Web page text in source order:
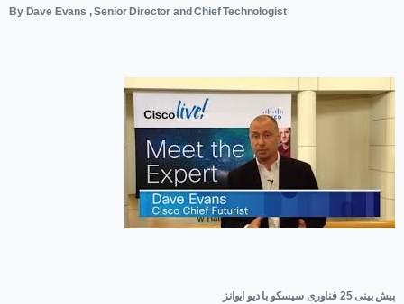
By Dave Evans , Senior Director and Chief Technologist
پیش بینی 25 فناوری سیسکو با دیو ایوانز